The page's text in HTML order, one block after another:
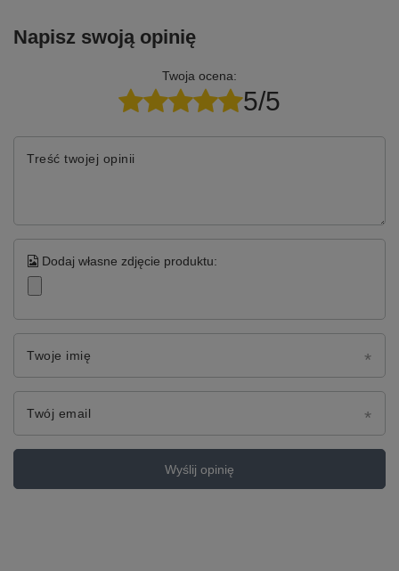
Napisz swoją opinię
Twoja ocena:
5/5
Treść twojej opinii
Dodaj własne zdjęcie produktu:
Twoje imię
Twój email
Wyślij opinię